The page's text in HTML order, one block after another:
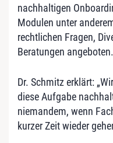
nachhaltigen
Modulen unter
rechtlichen Fragen,
Beratungen angeboten.
Dr. Schmitz erklärt:
diese Aufgabe
niemandem, wenn
kurzer Zeit wieder